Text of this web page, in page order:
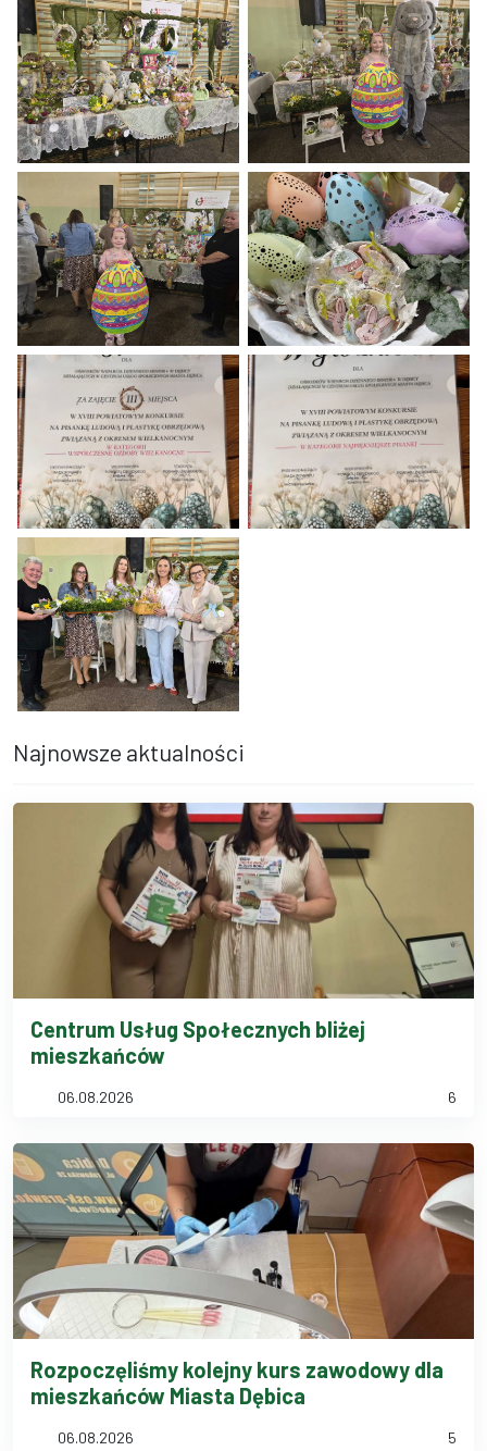
Stół jest gęsto zastawiony różnorodnymi wielkanocnymi
Dziewczynka trzymająca dużą,
Dziewczynka w opasce z króliczymi uszami trzyma dużą,
Koszyk wypełniony jest
Dyplom przyznany dla Ośrodka Wsparcia Dziennego Senior+ w
Najnowsze aktualności
Centrum Usług Społecznych bliżej
mieszkańców
06.08.2026 6
Rozpoczęliśmy kolejny kurs zawodowy dla
mieszkańców Miasta Dębica
06.08.2026 5